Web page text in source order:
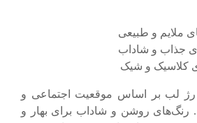
ملایم و طبیعی
جذاب و شاداب
کلاسیک و شیک
رژ لب بر اساس موقعیت اجتماعی و
رنگ‌های روشن و شاداب برای بهار و